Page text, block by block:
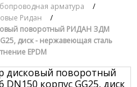
арматура
/
Ридан
/
поворотный РИДАН ЗДМ
диск - нержавеющая сталь
EPDM